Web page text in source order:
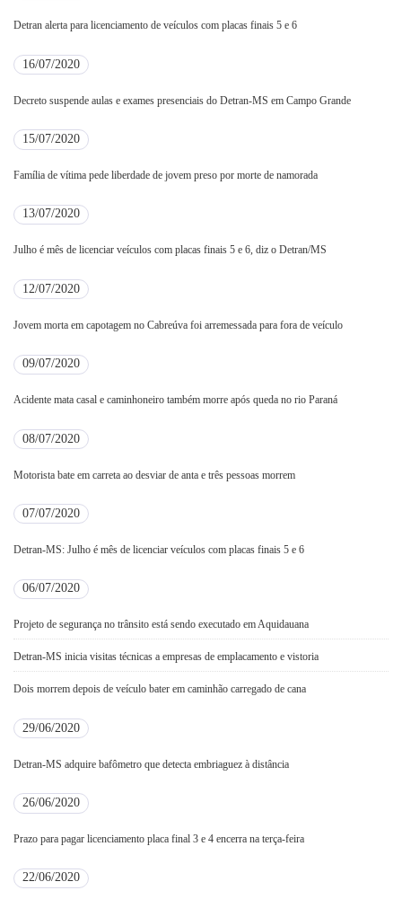
Detran alerta para licenciamento de veículos com placas finais 5 e 6
16/07/2020
Decreto suspende aulas e exames presenciais do Detran-MS em Campo Grande
15/07/2020
Família de vítima pede liberdade de jovem preso por morte de namorada
13/07/2020
Julho é mês de licenciar veículos com placas finais 5 e 6, diz o Detran/MS
12/07/2020
Jovem morta em capotagem no Cabreúva foi arremessada para fora de veículo
09/07/2020
Acidente mata casal e caminhoneiro também morre após queda no rio Paraná
08/07/2020
Motorista bate em carreta ao desviar de anta e três pessoas morrem
07/07/2020
Detran-MS: Julho é mês de licenciar veículos com placas finais 5 e 6
06/07/2020
Projeto de segurança no trânsito está sendo executado em Aquidauana
Detran-MS inicia visitas técnicas a empresas de emplacamento e vistoria
Dois morrem depois de veículo bater em caminhão carregado de cana
29/06/2020
Detran-MS adquire bafômetro que detecta embriaguez à distância
26/06/2020
Prazo para pagar licenciamento placa final 3 e 4 encerra na terça-feira
22/06/2020